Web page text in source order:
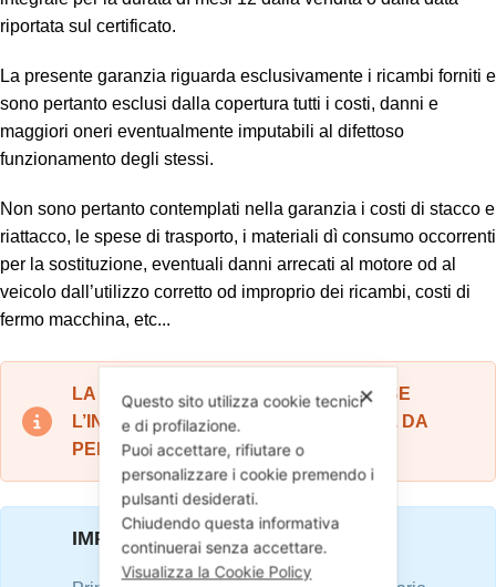
riportata sul certificato.
La presente garanzia riguarda esclusivamente i ricambi forniti e
sono pertanto esclusi dalla copertura tutti i costi, danni e
maggiori oneri eventualmente imputabili al difettoso
funzionamento degli stessi.
Non sono pertanto contemplati nella garanzia i costi di stacco e
riattacco, le spese di trasporto, i materiali dì consumo occorrenti
per la sostituzione, eventuali danni arrecati al motore od al
veicolo dall’utilizzo corretto od improprio dei ricambi, costi di
fermo macchina, etc...
LA GARANZIA RESTA VALIDA SOLO SE
L’INSTALLAZIONE VIENE EFFETUATA DA
PERSONALE QUALIFITICATO.
IMPORTANTE
✕
Questo sito utilizza cookie tecnici
e di profilazione.
Puoi accettare, rifiutare o
personalizzare i cookie premendo i
pulsanti desiderati.
Chiudendo questa informativa
continuerai senza accettare.
Visualizza la Cookie Policy